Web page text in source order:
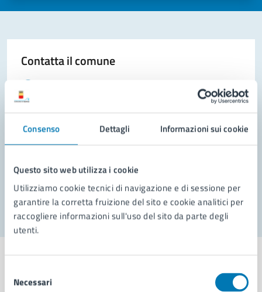
Consenso Dettagli Informazioni sui cookie
Questo sito web utilizza i cookie
Utilizziamo cookie tecnici di navigazione e di sessione per
garantire la corretta fruizione del sito e cookie analitici per
raccogliere informazioni sull'uso del sito da parte degli
utenti.
delNecessari
Contatta il comune
Prenota appuntamento
Problemi in città
Segnala disservizio